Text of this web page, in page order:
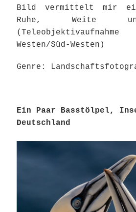
Bild vermittelt mir
Ruhe, Weite
Westen/Süd-Westen)
Genre:
Ein Paar Basstölpel,
Deutschland